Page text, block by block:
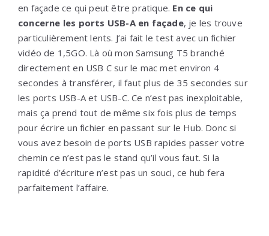
en façade ce qui peut être pratique. En ce qui
concerne les ports USB-A en façade, je les trouve
particulièrement lents. J’ai fait le test avec un fichier
vidéo de 1,5GO. Là où mon Samsung T5 branché
directement en USB C sur le mac met environ 4
secondes à transférer, il faut plus de 35 secondes sur
les ports USB-A et USB-C. Ce n’est pas inexploitable,
mais ça prend tout de même six fois plus de temps
pour écrire un fichier en passant sur le Hub. Donc si
vous avez besoin de ports USB rapides passer votre
chemin ce n’est pas le stand qu’il vous faut. Si la
rapidité d’écriture n’est pas un souci, ce hub fera
parfaitement l’affaire.